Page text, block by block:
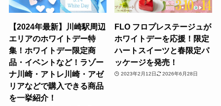
【2024年最新】川崎駅周辺
エリアのホワイトデー特
集！ホワイトデー限定商
品・イベントなど！ラゾー
ナ川崎・アトレ川崎・アゼ
リアなどで購入できる商品
を一挙紹介！
FLO フロプレステージュが
ホワイトデーを応援！限定
ハートスイーツと春限定パ
ッケージを発売！
2023年2月12日 2026年6月28日